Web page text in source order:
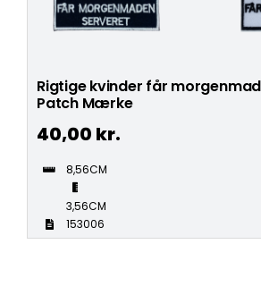
Rigtige kvinder får
Patch Mærke
40,00 kr.
8,56CM
3,56CM
153006